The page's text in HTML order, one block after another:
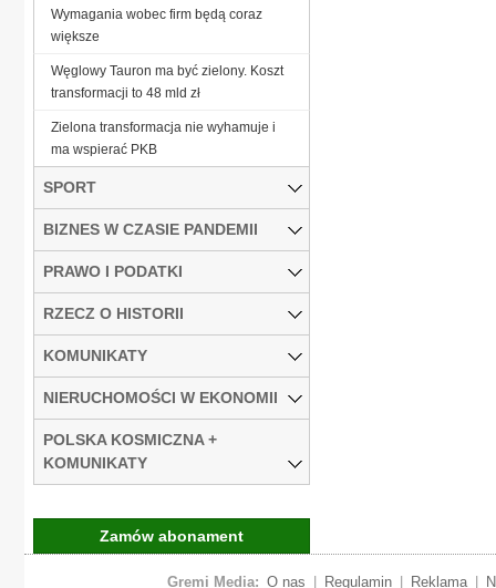
Wymagania wobec firm będą coraz
większe
Węglowy Tauron ma być zielony. Koszt
transformacji to 48 mld zł
Zielona transformacja nie wyhamuje i
ma wspierać PKB
SPORT
BIZNES W CZASIE PANDEMII
PRAWO I PODATKI
RZECZ O HISTORII
KOMUNIKATY
NIERUCHOMOŚCI W EKONOMII
POLSKA KOSMICZNA +
KOMUNIKATY
Zamów abonament
Gremi Media: O nas Regulamin Reklama